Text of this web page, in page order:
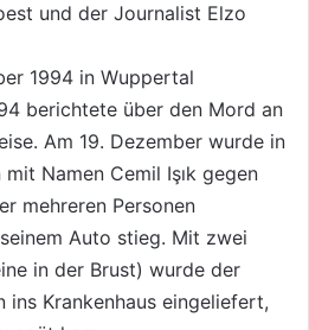
und der Journalist Elzo
1994 in Wuppertal
berichtete über den Mord an
Am 19. Dezember wurde in
Namen Cemil Işık gegen
mehreren Personen
Auto stieg. Mit zwei
in der Brust) wurde der
ins Krankenhaus eingeliefert,